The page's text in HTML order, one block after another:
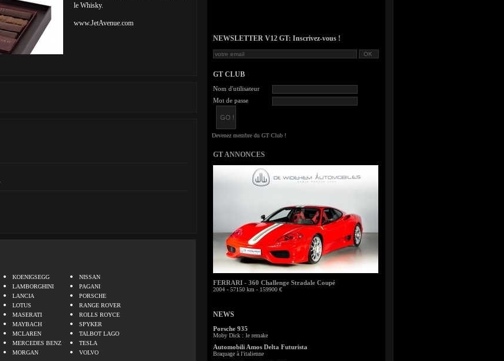
le Whisky.
www.JetAvenue.com
KOENIGSEGG
LAMBORGHINI
LANCIA
LOTUS
MASERATI
MAYBACH
MCLAREN
MERCEDES BENZ
MORGAN
NISSAN
PAGANI
PORSCHE
RANGE ROVER
ROLLS ROYCE
SPYKER
TALBOT LAGO
TESLA
VOLVO
NEWSLETTER V12 GT: Inscrivez-vous !
GT CLUB
Nom d'utilisateur
Mot de passe
GT ANNONCES
FERRARI - 360 Challenge Stradale Coupé
2004 - 57150 km - 159900 €
NEWS
Porsche 935
Moby Dick : le remake
Automobili Amos Delta Futurista
Braquage à l'italienne